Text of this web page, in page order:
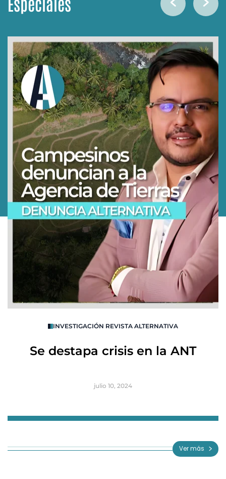
INVESTIGACIÓN REVISTA ALTERNATIVA
Se destapa crisis en la ANT
julio 10, 2024
3
Ver más